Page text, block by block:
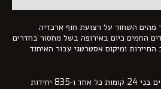
של 500 מטר מהים השחור על רצועת חוף ארכדיה
החמים כיום באירופה בשל מחסור בחדרים
ומיקום אסטרטגי עבור האיחוד
שני בניינים מפוארים בני 24 קומות כל אחד ו-835 יחידות